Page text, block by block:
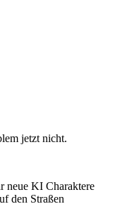
jetzt nicht.
neue KI Charaktere
den Straßen